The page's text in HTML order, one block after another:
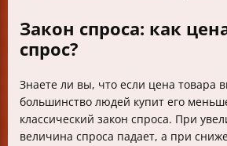
Закон спроса: как
спрос?
Знаете ли вы, что если цена товара
большинство людей купит его
классический закон спроса. При
величина спроса падает, а при